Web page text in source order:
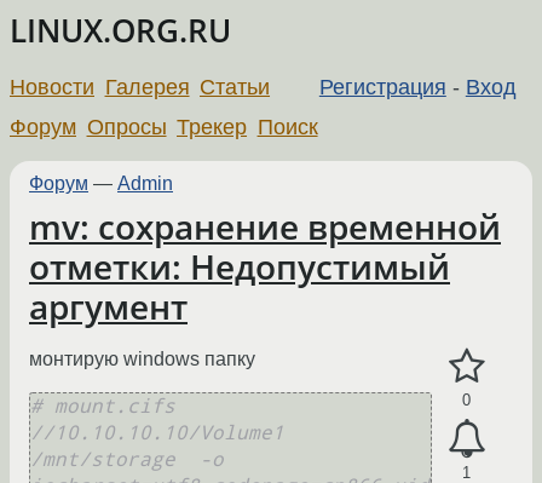
LINUX.ORG.RU
Регистрация - Вход
Новости Галерея Статьи
Форум Опросы Трекер Поиск
Форум — Admin
mv: сохранение временной
отметки: Недопустимый
аргумент
0
1
монтирую windows папку
# mount.cifs
//10.10.10.10/Volume1
/mnt/storage  -o